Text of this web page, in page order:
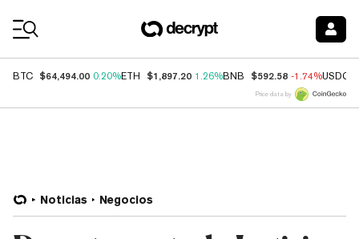
BTC $64,494.00 0.20%ETH $1,897.20 1.26%BNB $592.58 -1.74%USDC
Price data by
Noticias Negocios